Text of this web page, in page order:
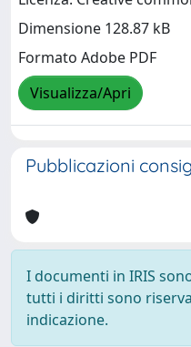
Dimensione 128.87 kB
Formato Adobe PDF
Visualizza/Apri
Pubblicazioni
I documenti in IRIS
tutti i diritti sono
indicazione.